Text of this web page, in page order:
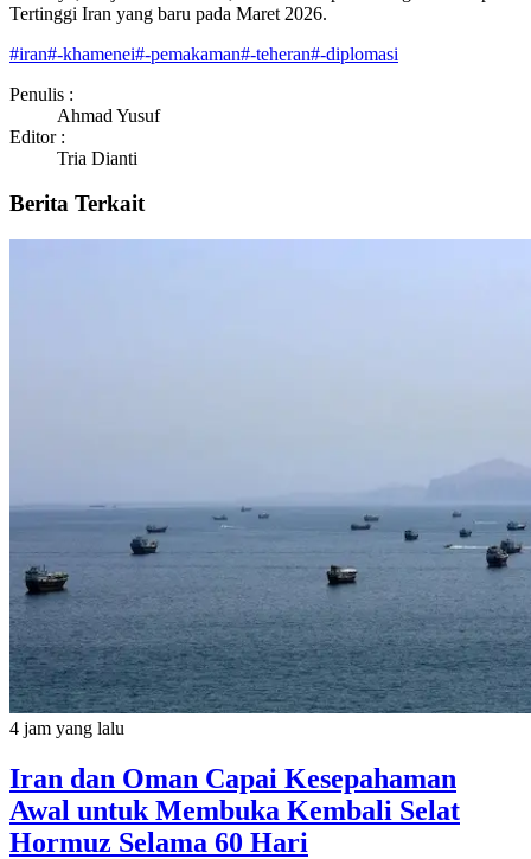
Tertinggi Iran yang baru pada Maret 2026.
#iran#-khamenei#-pemakaman#-teheran#-diplomasi
Penulis :
Ahmad Yusuf
Editor :
Tria Dianti
Berita Terkait
4 jam yang lalu
Iran dan Oman Capai Kesepahaman
Awal untuk Membuka Kembali Selat
Hormuz Selama 60 Hari